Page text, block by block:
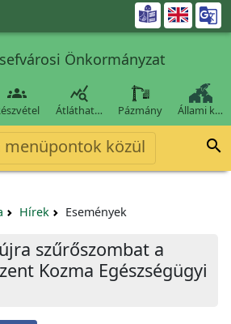

Önkormányzat
 
Átláthat… Pázmány Állami k…
menüpontok közül 
Hírek Események
szűrőszombat a
Kozma Egészségügyi